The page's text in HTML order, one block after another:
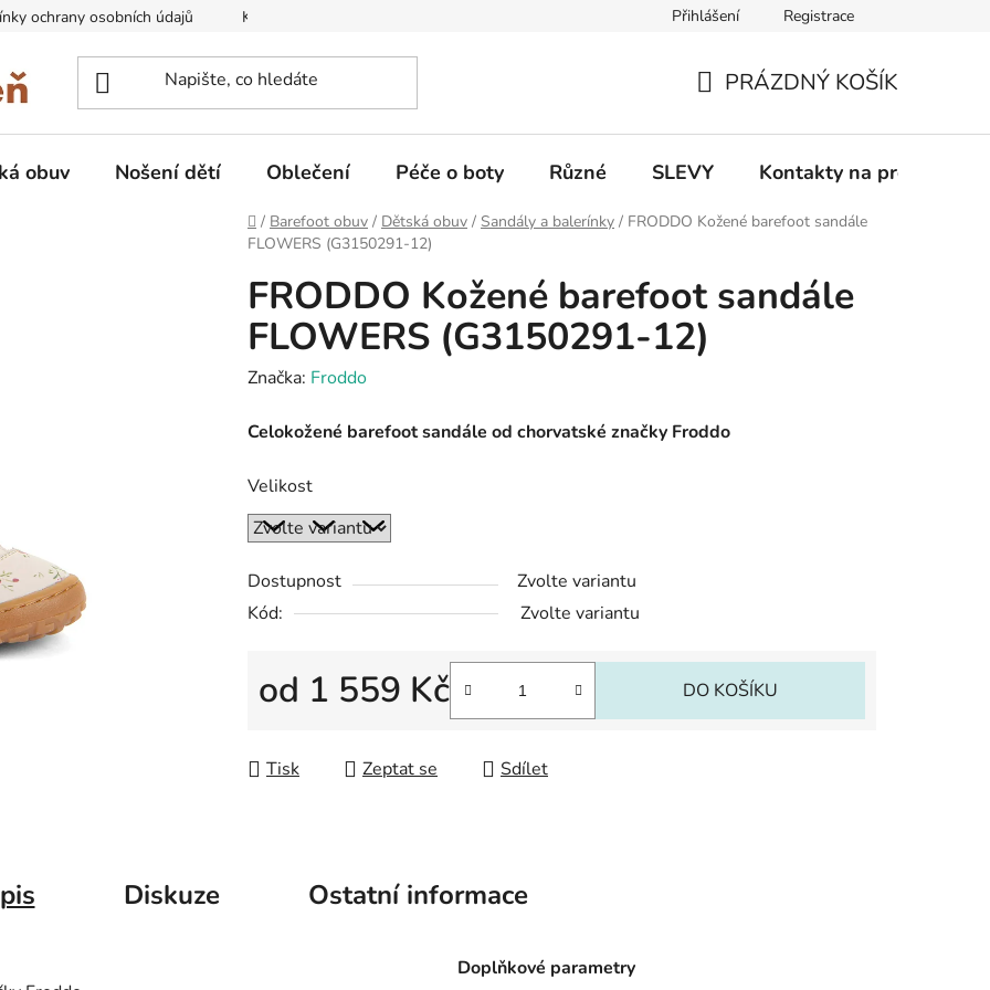
ochrany osobních údajů Kontakty na prodejny Informace k on-line platbám Odstoupení od
Přihlášení Registrace
KOŠÍK
PRÁZDNÝ KOŠÍK
obuv Nošení dětí Oblečení Péče o boty Různé SLEVY Kontakty na prodejny
Domů
/ Barefoot obuv / Dětská obuv / Sandály a balerínky / FRODDO Kožené barefoot sandále
FLOWERS (G3150291-12)
FRODDO Kožené barefoot sandále
FLOWERS (G3150291-12)
Značka: Froddo
Celokožené barefoot sandále od chorvatské značky Froddo
Velikost
Dostupnost
Zvolte variantu
Kód:
Zvolte variantu
od 1 559 Kč DO KOŠÍKU
Tisk Zeptat se Sdílet
Diskuze Ostatní informace
Doplňkové parametry